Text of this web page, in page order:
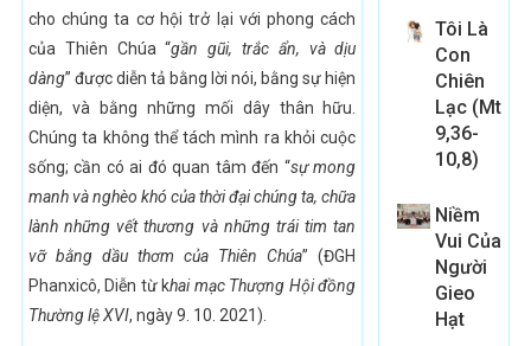
cho chúng ta cơ hội trở lại với phong cách
của Thiên Chúa “gần gũi, trắc ẩn, và dịu
dàng” được diễn tả bằng lời nói, bằng sự hiện
diện, và bằng những mối dây thân hữu.
Chúng ta không thể tách mình ra khỏi cuộc
sống; cần có ai đó quan tâm đến “sự mong
manh và nghèo khó của thời đại chúng ta, chữa
lành những vết thương và những trái tim tan
vỡ bằng dầu thơm của Thiên Chúa” (ĐGH
Phanxicô, Diễn từ khai mạc Thượng Hội đồng
Thường lệ XVI, ngày 9. 10. 2021).
Tôi Là
Con
Chiên
Lạc (Mt
9,36-
10,8)
Niềm
Vui Của
Người
Gieo
Hạt